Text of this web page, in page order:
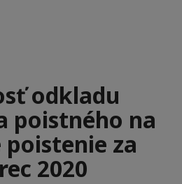
odkladu
poistného na
poistenie za
2020